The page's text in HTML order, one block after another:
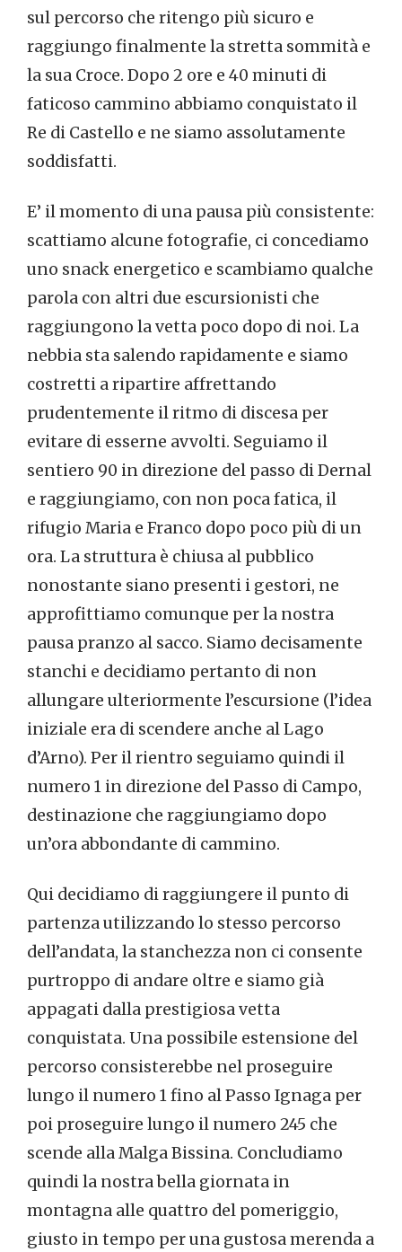
sul percorso che ritengo più sicuro e
raggiungo finalmente la stretta sommità e
la sua Croce. Dopo 2 ore e 40 minuti di
faticoso cammino abbiamo conquistato il
Re di Castello e ne siamo assolutamente
soddisfatti.
E’ il momento di una pausa più consistente:
scattiamo alcune fotografie, ci concediamo
uno snack energetico e scambiamo qualche
parola con altri due escursionisti che
raggiungono la vetta poco dopo di noi. La
nebbia sta salendo rapidamente e siamo
costretti a ripartire affrettando
prudentemente il ritmo di discesa per
evitare di esserne avvolti. Seguiamo il
sentiero 90 in direzione del passo di Dernal
e raggiungiamo, con non poca fatica, il
rifugio Maria e Franco dopo poco più di un
ora. La struttura è chiusa al pubblico
nonostante siano presenti i gestori, ne
approfittiamo comunque per la nostra
pausa pranzo al sacco. Siamo decisamente
stanchi e decidiamo pertanto di non
allungare ulteriormente l’escursione (l’idea
iniziale era di scendere anche al Lago
d’Arno). Per il rientro seguiamo quindi il
numero 1 in direzione del Passo di Campo,
destinazione che raggiungiamo dopo
un’ora abbondante di cammino.
Qui decidiamo di raggiungere il punto di
partenza utilizzando lo stesso percorso
dell’andata, la stanchezza non ci consente
purtroppo di andare oltre e siamo già
appagati dalla prestigiosa vetta
conquistata. Una possibile estensione del
percorso consisterebbe nel proseguire
lungo il numero 1 fino al Passo Ignaga per
poi proseguire lungo il numero 245 che
scende alla Malga Bissina. Concludiamo
quindi la nostra bella giornata in
montagna alle quattro del pomeriggio,
giusto in tempo per una gustosa merenda a